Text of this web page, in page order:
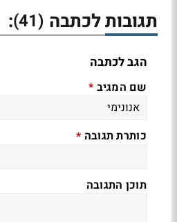
תגובות לכתבה (41)
:
הגב לכתבה
שם המגיב *
כותרת תגובה *
תוכן התגובה